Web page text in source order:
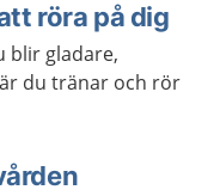
röra på dig
blir gladare,
du tränar och rör